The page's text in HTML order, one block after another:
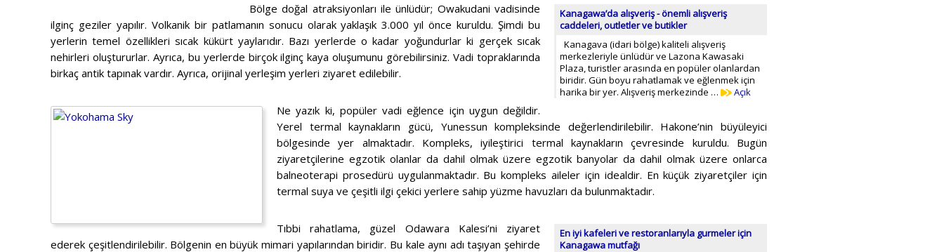
Kanagawa’da alışveriş - önemli alışveriş
caddeleri, outletler ve butikler
Kanagava (idari bölge) kaliteli alışveriş
merkezleriyle ünlüdür ve Lazona Kawasaki
Plaza, turistler arasında en popüler olanlardan
biridir. Gün boyu rahatlamak ve eğlenmek için
harika bir yer. Alışveriş merkezinde …
Açık
Bölge doğal atraksiyonları ile ünlüdür; Owakudani vadisinde
ilginç geziler yapılır. Volkanik bir patlamanın sonucu olarak yaklaşık 3.000 yıl önce kuruldu. Şimdi bu
yerlerin temel özellikleri sıcak kükürt yaylarıdır. Bazı yerlerde o kadar yoğundurlar ki gerçek sıcak
nehirleri oluştururlar. Ayrıca, bu yerlerde birçok ilginç kaya oluşumunu görebilirsiniz. Vadi topraklarında
birkaç antik tapınak vardır. Ayrıca, orijinal yerleşim yerleri ziyaret edilebilir.
Ne yazık ki, popüler vadi eğlence için uygun değildir.
Yerel termal kaynakların gücü, Yunessun kompleksinde değerlendirilebilir. Hakone’nin büyüleyici
bölgesinde yer almaktadır. Kompleks, iyileştirici termal kaynakların çevresinde kuruldu. Bugün
ziyaretçilerine egzotik olanlar da dahil olmak üzere egzotik banyolar da dahil olmak üzere onlarca
balneoterapi prosedürü uygulanmaktadır. Bu kompleks aileler için idealdir. En küçük ziyaretçiler için
termal suya ve çeşitli ilgi çekici yerlere sahip yüzme havuzları da bulunmaktadır.
En iyi kafeleri ve restoranlarıyla gurmeler için
Kanagawa mutfağı
Tıbbi rahatlama, güzel Odawara Kalesi’ni ziyaret
ederek çeşitlendirilebilir. Bölgenin en büyük mimari yapılarından biridir. Bu kale aynı adı taşıyan şehirde